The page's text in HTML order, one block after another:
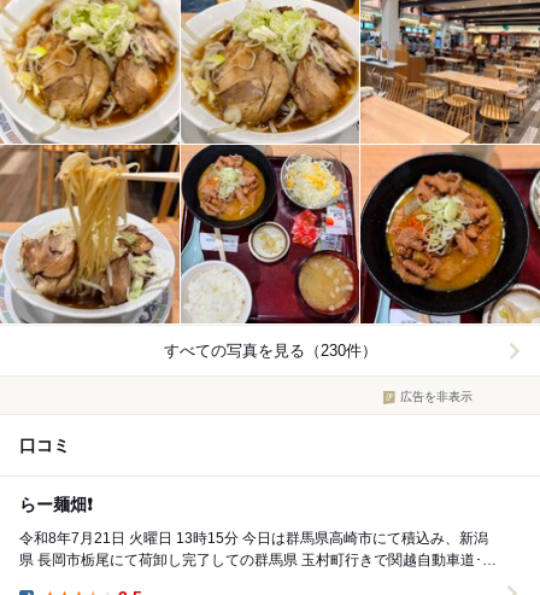
すべての写真を見る（230件）
広告を非表示
口コミ
らー麺畑❗️
令和8年7月21日 火曜日 13時15分 今日は群馬県高崎市にて積込み、新潟
県 長岡市栃尾にて荷卸し完了しての群馬県 玉村町行きで関越自動車道･上